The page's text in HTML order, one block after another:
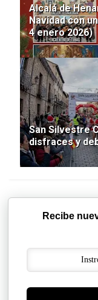
Alcalá de
Navidad con
4 enero 2026)
San Silvestre
disfraces y
Recibe